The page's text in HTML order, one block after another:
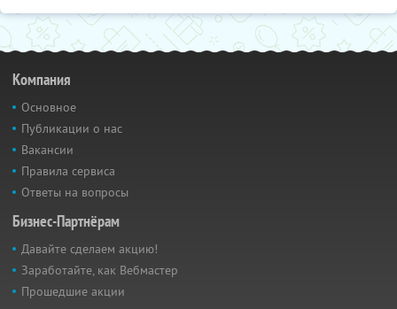
Компания
Основное
Публикации о нас
Вакансии
Правила сервиса
Ответы на вопросы
Бизнес-Партнёрам
Давайте сделаем акцию!
Заработайте, как Вебмастер
Прошедшие акции